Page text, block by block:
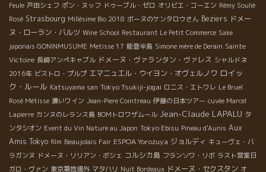
Feule 戸田シェフ ポン・ヌッフ ドゥーブル・ゼロ オリビエ・コーエン Rémy Soulié
Rosé Strasbourg Millésime Bio 2018 ボーヌのケンタロウさん Beziers ドメー
ヌ・ローラン・バルツ Wine School Restaurant Le Petit Commerce Sake
japonais GONINMUSUME Metisse 17 能登半島 Simone mère de Derain Sainte
Victoire 長崎アンペキャブル ドメーヌ・ヴァランタン・ヴァレス シャルドネ
2016年 ビストロ・プルプ エマニュエル・ウイヨン・オヴェルノワ ロイッ
ク・ルール Katsuyama san Tokyo Tsukiji-jogai ロニス・エトワレ Le Bruel
Rosé Métisse 濃いワイン Jean-Piere Cointreau 伊藤の日本ツアー cuvée Marcel
Lapierre カンヌのレランス島 BOMトロワザムール Jean-Claude LAPALU タ
ンタシオン Event du Vin Nature au Japon Tokyo Ebisu Pineau d'Aunis Aux
Amis Tokyo film Beaujolais Fair ESPOA Yorozuya ジョルディ キューヴェ・バ
ラガンヌ ドメーヌ・リリアン・ボシェ コルシカ島 フランソワ・リボ ラスト営業日
ガロ・ヴァン 東京築地場外 マタハリ Nuit Bordeaux ドメーヌ・セクスタン オ